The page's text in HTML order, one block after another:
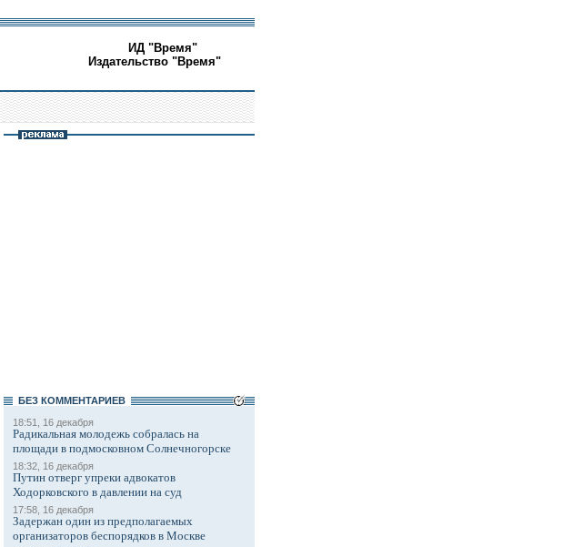
ИД "Время"
Издательство "Время"
БЕЗ КОМMЕНТАРИЕВ
18:51, 16 декабря
Радикальная молодежь собралась на
площади в подмосковном Солнечногорске
18:32, 16 декабря
Путин отверг упреки адвокатов
Ходорковского в давлении на суд
17:58, 16 декабря
Задержан один из предполагаемых
организаторов беспорядков в Москве